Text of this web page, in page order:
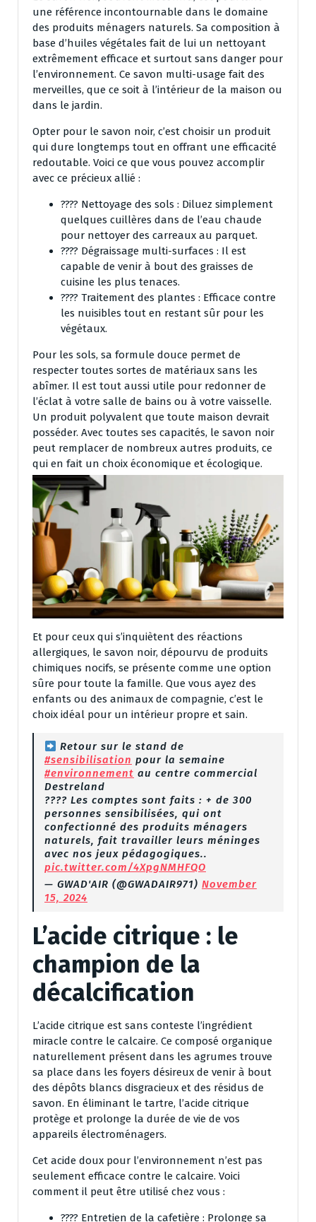
une référence incontournable dans le domaine
des produits ménagers naturels. Sa composition à
base d’huiles végétales fait de lui un nettoyant
extrêmement efficace et surtout sans danger pour
l’environnement. Ce savon multi-usage fait des
merveilles, que ce soit à l’intérieur de la maison ou
dans le jardin.
Opter pour le savon noir, c’est choisir un produit
qui dure longtemps tout en offrant une efficacité
redoutable. Voici ce que vous pouvez accomplir
avec ce précieux allié :
???? Nettoyage des sols : Diluez simplement
quelques cuillères dans de l’eau chaude
pour nettoyer des carreaux au parquet.
???? Dégraissage multi-surfaces : Il est
capable de venir à bout des graisses de
cuisine les plus tenaces.
???? Traitement des plantes : Efficace contre
les nuisibles tout en restant sûr pour les
végétaux.
Pour les sols, sa formule douce permet de
respecter toutes sortes de matériaux sans les
abîmer. Il est tout aussi utile pour redonner de
l’éclat à votre salle de bains ou à votre vaisselle.
Un produit polyvalent que toute maison devrait
posséder. Avec toutes ses capacités, le savon noir
peut remplacer de nombreux autres produits, ce
qui en fait un choix économique et écologique.
Et pour ceux qui s’inquiètent des réactions
allergiques, le savon noir, dépourvu de produits
chimiques nocifs, se présente comme une option
sûre pour toute la famille. Que vous ayez des
enfants ou des animaux de compagnie, c’est le
choix idéal pour un intérieur propre et sain.
Retour sur le stand de
#sensibilisation pour la semaine
#environnement au centre commercial
Destreland
???? Les comptes sont faits : + de 300
personnes sensibilisées, qui ont
confectionné des produits ménagers
naturels, fait travailler leurs méninges
avec nos jeux pédagogiques..
pic.twitter.com/4XpgNMHFQO
— GWAD'AIR (@GWADAIR971) November
15, 2024
L’acide citrique : le
champion de la
décalcification
L’acide citrique est sans conteste l’ingrédient
miracle contre le calcaire. Ce composé organique
naturellement présent dans les agrumes trouve
sa place dans les foyers désireux de venir à bout
des dépôts blancs disgracieux et des résidus de
savon. En éliminant le tartre, l’acide citrique
protège et prolonge la durée de vie de vos
appareils électroménagers.
Cet acide doux pour l’environnement n’est pas
seulement efficace contre le calcaire. Voici
comment il peut être utilisé chez vous :
???? Entretien de la cafetière : Prolonge sa